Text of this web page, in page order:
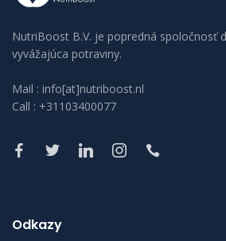
NutriBoost B.V. je popredná spoločnosť
vyvážajúca potraviny.
Mail : info[at]nutriboost.nl
Call : +31103400077
Odkazy